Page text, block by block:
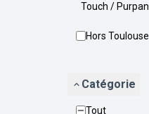
Touch / Purpan
Hors Toulouse
Catégorie
Tout